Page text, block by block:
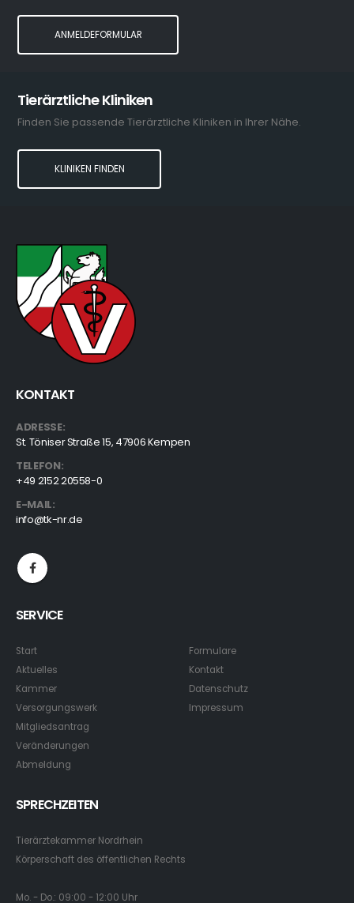
ANMELDEFORMULAR
Tierärztliche Kliniken
Finden Sie passende Tierärztliche Kliniken in Ihrer Nähe.
KLINIKEN FINDEN
KONTAKT
ADRESSE:
St. Töniser Straße 15, 47906 Kempen
TELEFON:
+49 2152 20558-0
E-MAIL:
info@tk-nr.de
SERVICE
Start
Aktuelles
Kammer
Versorgungswerk
Mitgliedsantrag
Veränderungen
Abmeldung
Formulare
Kontakt
Datenschutz
Impressum
SPRECHZEITEN
Tierärztekammer Nordrhein
Körperschaft des öffentlichen Rechts
Mo. - Do.: 09:00 - 12:00 Uhr